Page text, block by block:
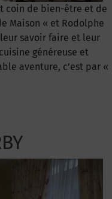
coin de bien-être et de
Maison « et Rodolphe
savoir faire et leur
généreuse et
aventure, c’est par «